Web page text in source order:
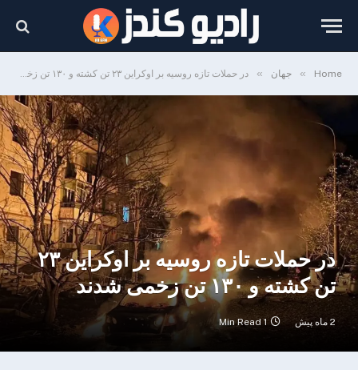
Home
» جهان » در حملات تازه روسیه بر اوکراین ۲۳ تن کشته و ۱۳۰ تن زخمی شدند
در حملات تازه روسیه بر اوکراین ۲۳
تن کشته و ۱۳۰ تن زخمی شدند
2 ماه پیش 1 Min Read